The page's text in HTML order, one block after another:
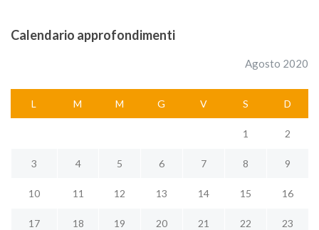
Calendario approfondimenti
Agosto 2020
L M M G V S D
1 2
3 4 5 6 7 8 9
10 11 12 13 14 15 16
17 18 19 20 21 22 23